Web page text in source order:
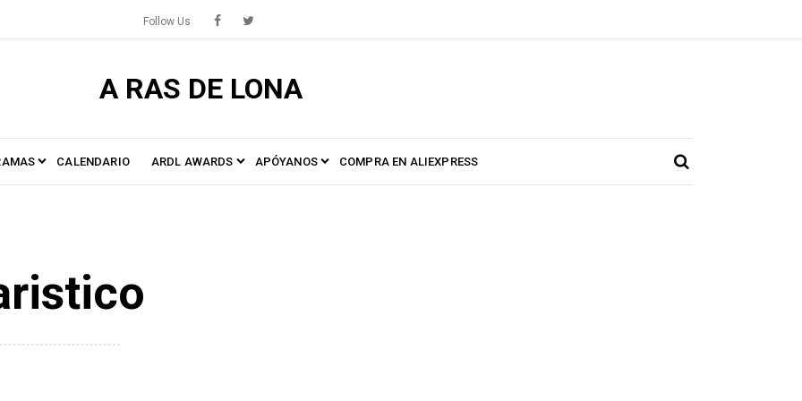
Follow Us
A RAS DE LONA
CALENDARIO ARDL AWARDS APÓYANOS COMPRA EN ALIEXPRESS